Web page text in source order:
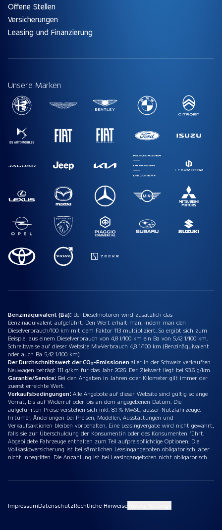
Offene Stellen
Versicherungen
Leasing und Finanzierung
Unsere Marken
Benzinäquivalent (Bä): Bei Dieselmotoren wird zusätzlich das
Benzinäquivalent aufgeführt. Den Wert erhält man, indem man den
Dieselverbrauch/100 km mit dem Faktor 113 multipliziert. So ergibt sich zum
Beispiel aus einem Dieselverbrauch von 4,8 l/100 km ein Ba von 5,42 1/100 km.
Schreibweise auf dieser Website Mix-Verbrauch 4,8 1/100 km (Benzinäquivalent
oder auch Ba 5,42 1/100 km).
Der Durchschnittswert der CO₂-Emissionenaller in der Schweiz verkauften
Neuwagen beträgt 111 g/km für das Jahr 2026. Der Zielwert liegt bei 93.6 g/km.
Garantie/Service: Bei den Angaben in Jahren oder Kilometer gilt immer der
zuerst erreichte Wert.
Verkaufsbedingungen: Alle Angebote auf dieser Website sind gültig solange
Vorrat, bis auf Widerruf oder bis an dem angegebenen Datum. Die
aufgeführten Preise verstehen sich inkl. 8.1 % MwSt., ausser Nutzfahrzeuge.
Irrtümer, Änderungen bei Preisen, Modellen, Ausstattungen und
Verkaufsaktionen bleiben vorbehalten. Eine Leasingvergabe wird nicht gewährt,
falls sie zur Überschuldung der Konsumentin oder des Konsumenten führt.
Abgebildete Fahrzeuge enthalten zum Teil aufpreispflichtige Optionen. Die
Vollkaskoversicherung ist bei sämtlichen Leasingangeboten obligatorisch, aber
nicht inbegriffen. Die Anzahlung ist bei Leasingangeboten nicht obligatorisch.
ImpressumDatenschutzRechtliche Hinweise